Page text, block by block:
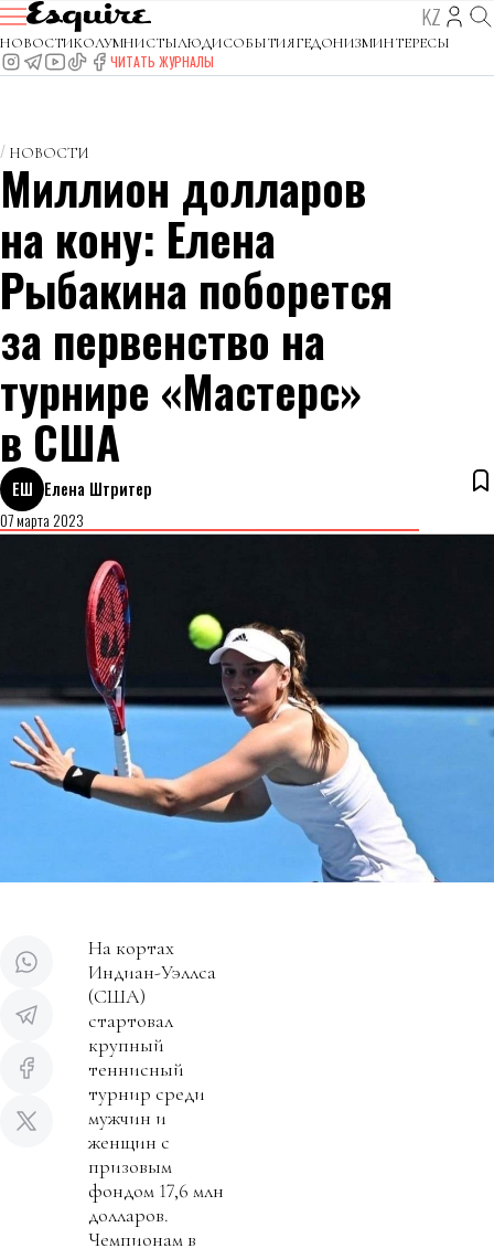
KZ
НОВОСТИКОЛУМНИСТЫЛЮДИСОБЫТИЯГЕДОНИЗМИНТЕРЕСЫ
ЧИТАТЬ ЖУРНАЛЫ
НОВОСТИ
Миллион долларов
на кону: Елена
Рыбакина поборется
за первенство на
турнире «Мастерс»
в США
ЕШ Елена Штритер
07 марта 2023
На кортах
Индиан-Уэллса
(США)
стартовал
крупный
теннисный
турнир среди
мужчин и
женщин с
призовым
фондом 17,6 млн
долларов.
Чемпионам в